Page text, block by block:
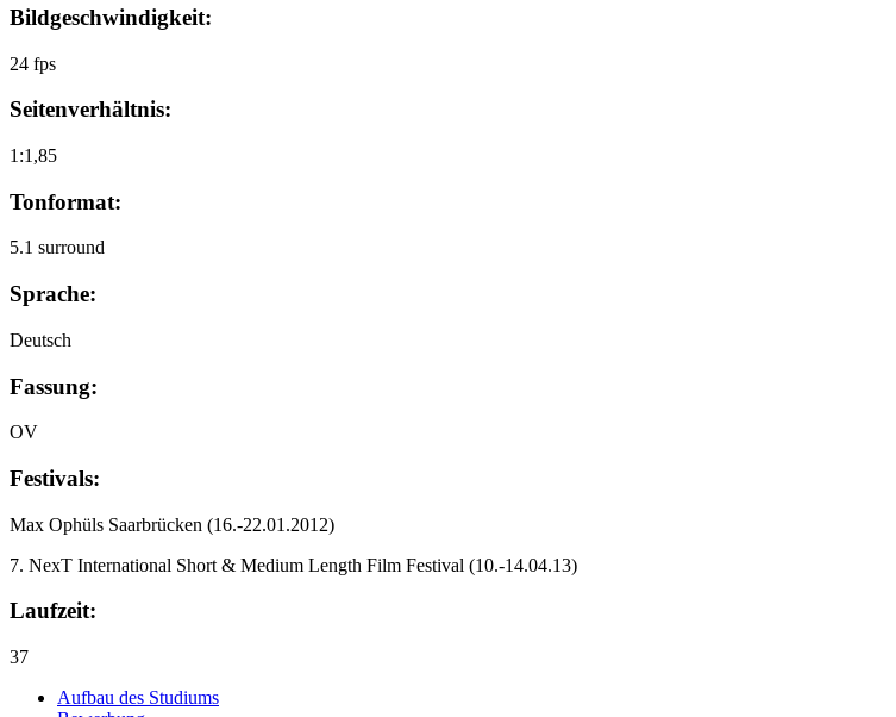
Bildgeschwindigkeit:
24 fps
Seitenverhältnis:
1:1,85
Tonformat:
5.1 surround
Sprache:
Deutsch
Fassung:
OV
Festivals:
Max Ophüls Saarbrücken (16.-22.01.2012)
7. NexT International Short & Medium Length Film Festival (10.-14.04.13)
Laufzeit:
37
Auf­bau des Stu­di­ums